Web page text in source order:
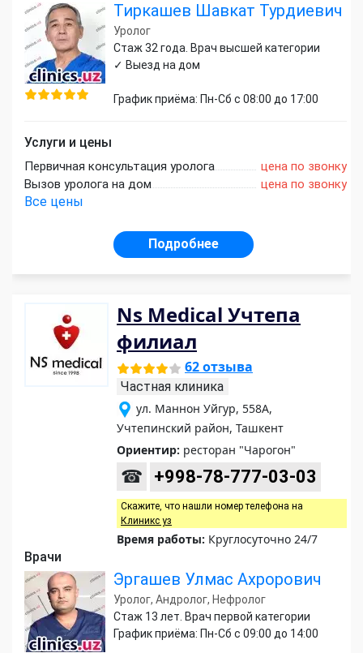
Тиркашев Шавкат Турдиевич
Уролог
Стаж 32 года. Врач высшей категории
✓ Выезд на дом
График приёма: Пн-Сб с 08:00 до 17:00
Услуги и цены
Первичная консультация уролога
цена по звонку
Вызов уролога на дом
цена по звонку
Все цены
Подробнее
Ns Medical Учтепа
филиал
62 отзыва
Частная клиника
ул. Маннон Уйгур, 558А,
Учтепинский район, Ташкент
Ориентир: ресторан "Чарогон"
☎ +998-78-777-03-03
Скажите, что нашли номер телефона на
Клиникс уз
Время работы: Круглосуточно 24/7
Врачи
Эргашев Улмас Ахрорович
Уролог, Андролог, Нефролог
Стаж 13 лет. Врач первой категории
График приёма: Пн-Сб с 09:00 до 14:00